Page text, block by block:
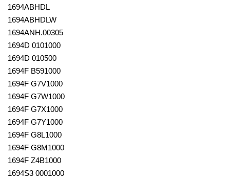
1694ABHDL
1694ABHDLW
1694ANH.00305
1694D 0101000
1694D 010500
1694F B591000
1694F G7V1000
1694F G7W1000
1694F G7X1000
1694F G7Y1000
1694F G8L1000
1694F G8M1000
1694F Z4B1000
1694S3 0001000